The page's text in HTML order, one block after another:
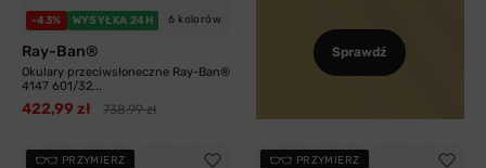
-43% WYSYŁKA 24H 6 kolorów
Ray-Ban®
Okulary przeciwsłoneczne Ray-Ban®
4147 601/32...
422,99 zł 738,99 zł
Sprawdź
PRZYMIERZ PRZYMIERZ